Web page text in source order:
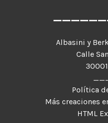
Albasini y
Calle
Política
Más creaciones
HTML